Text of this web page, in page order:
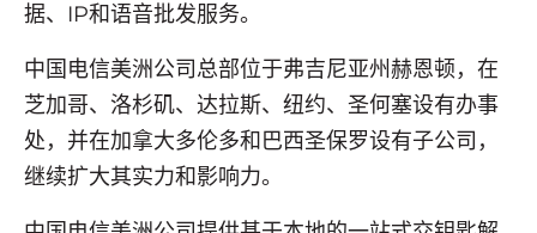
据、IP和语音批发服务。
中国电信美洲公司总部位于弗吉尼亚州赫恩顿，在
芝加哥、洛杉矶、达拉斯、纽约、圣何塞设有办事
处，并在加拿大多伦多和巴西圣保罗设有子公司，
继续扩大其实力和影响力。